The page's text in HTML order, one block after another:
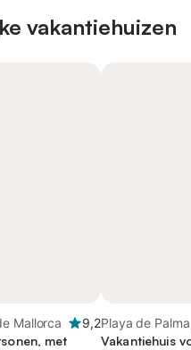
vakantiehuizen
Mallorca
9,2
met
Playa de
Mallorca
Vakantiehuis